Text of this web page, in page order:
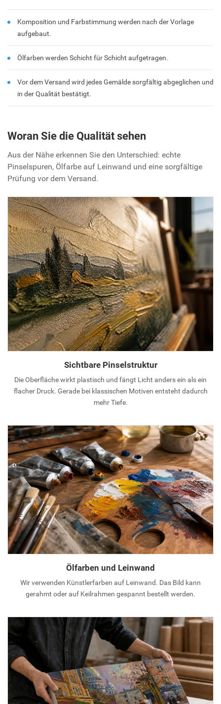
Komposition und Farbstimmung werden nach der Vorlage
aufgebaut.
Ölfarben werden Schicht für Schicht aufgetragen.
Vor dem Versand wird jedes Gemälde sorgfältig abgeglichen und
in der Qualität bestätigt.
Woran Sie die Qualität sehen
Aus der Nähe erkennen Sie den Unterschied: echte
Pinselspuren, Ölfarbe auf Leinwand und eine sorgfältige
Prüfung vor dem Versand.
Sichtbare Pinselstruktur
Die Oberfläche wirkt plastisch und fängt Licht anders ein als ein
flacher Druck. Gerade bei klassischen Motiven entsteht dadurch
mehr Tiefe.
Ölfarben und Leinwand
Wir verwenden Künstlerfarben auf Leinwand. Das Bild kann
gerahmt oder auf Keilrahmen gespannt bestellt werden.